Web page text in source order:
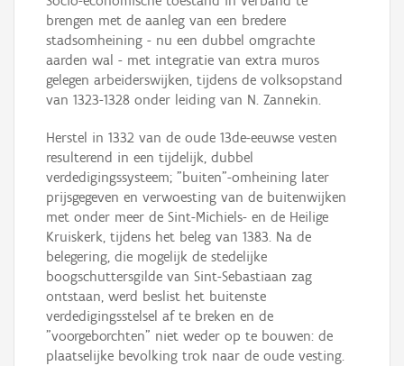
brengen met de aanleg van een bredere
stadsomheining - nu een dubbel omgrachte
aarden wal - met integratie van extra muros
gelegen arbeiderswijken, tijdens de volksopstand
van 1323-1328 onder leiding van N. Zannekin.
Herstel in 1332 van de oude 13de-eeuwse vesten
resulterend in een tijdelijk, dubbel
verdedigingssysteem; "buiten"-omheining later
prijsgegeven en verwoesting van de buitenwijken
met onder meer de Sint-Michiels- en de Heilige
Kruiskerk, tijdens het beleg van 1383. Na de
belegering, die mogelijk de stedelijke
boogschuttersgilde van Sint-Sebastiaan zag
ontstaan, werd beslist het buitenste
verdedigingsstelsel af te breken en de
"voorgeborchten" niet weder op te bouwen: de
plaatselijke bevolking trok naar de oude vesting.